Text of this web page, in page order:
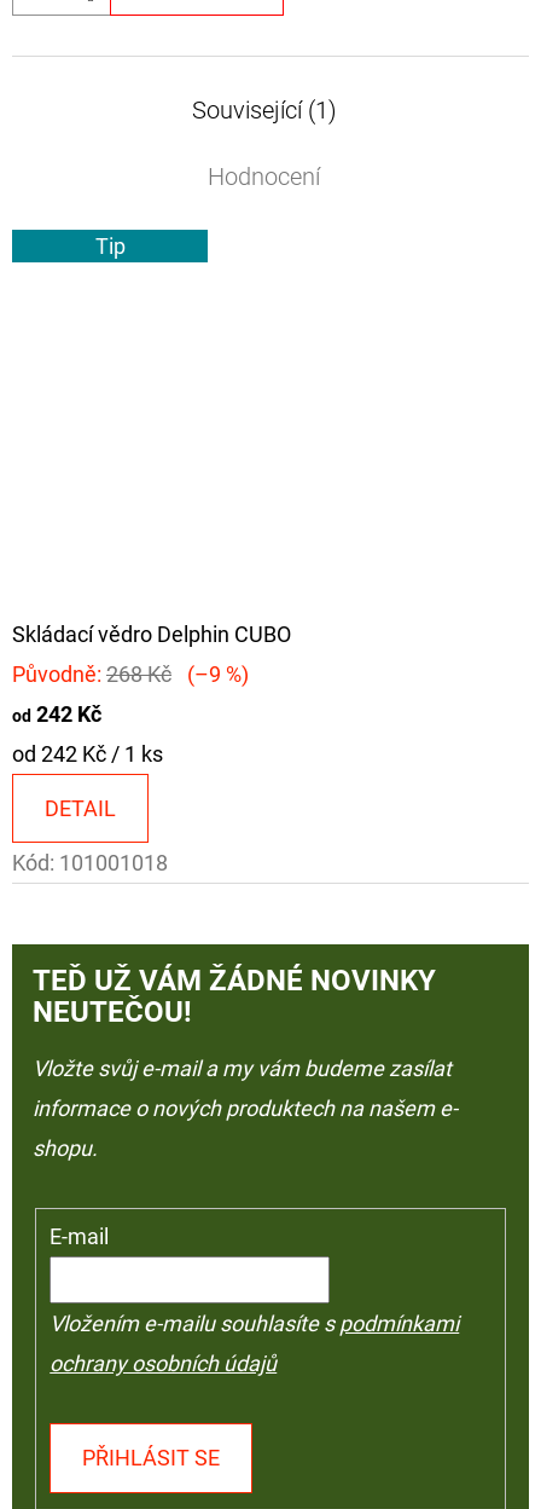
Související (1)
Hodnocení
Tip
Skládací vědro Delphin CUBO
Původně: 268 Kč (–9 %)
od 242 Kč
Měrná
od 242 Kč / 1 ks
DETAIL
Kód: 101001018
TEĎ UŽ VÁM ŽÁDNÉ NOVINKY
NEUTEČOU!
Vložte svůj e-mail a my vám budeme zasílat
informace o nových produktech na našem e-
shopu.
E-mail
Vložením e-mailu souhlasíte spodmínkami
ochrany osobních údajů
PŘIHLÁSIT SE